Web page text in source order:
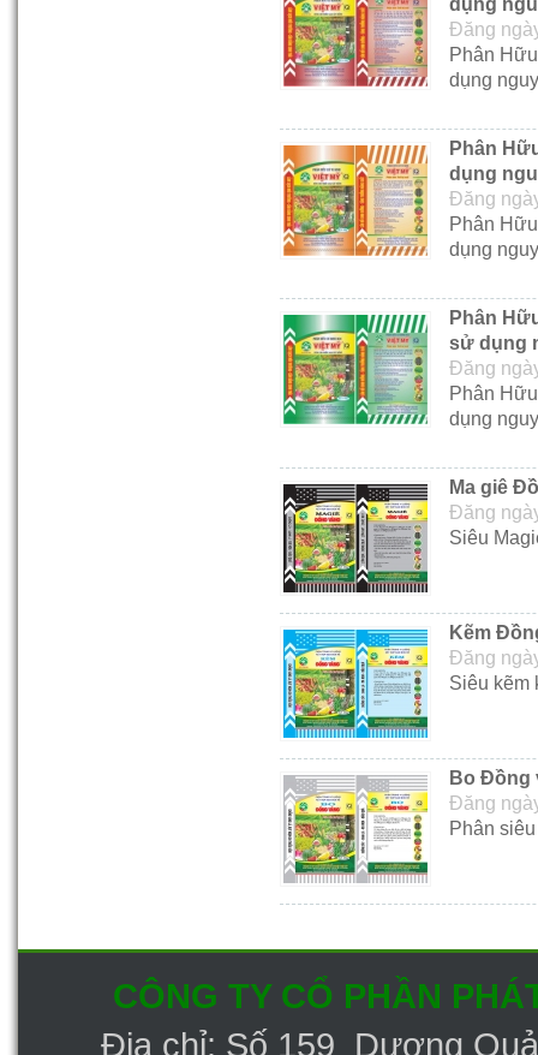
dụng
Đăng
Phân
dụng
Phân
dụng
Đăng
Phân
dụng
Phân
sử dụng
Đăng
Phân
dụng
Ma giê
Đăng
Siêu
Kẽm
Đăng
Siêu kẽm
Bo Đồng
Đăng
Phân
CÔNG TY CỔ PHẦN
Địa chỉ: Số 159 Dương